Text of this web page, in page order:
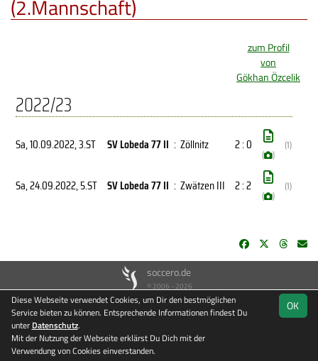
(2.Mannschaft)
zum Profil
von
Gökhan Özcelik
2022/23
Sa, 10.09.2022, 3.ST SV Lobeda 77 II : Zöllnitz 2 : 0
( )
(1)
Sa, 24.09.2022, 5.ST SV Lobeda 77 II : Zwätzen III 2 : 2
( )
(1)
soccero.de
© 2006 - 2026
Besucherstatistik Kontakt Impressum Datenschutz OK
Diese Webseite verwendet Cookies, um Dir den bestmöglichen
Service bieten zu können. Entsprechende Informationen findest Du
unter Datenschutz.
Mit der Nutzung der Webseite erklärst Du Dich mit der
Verwendung von Cookies einverstanden.